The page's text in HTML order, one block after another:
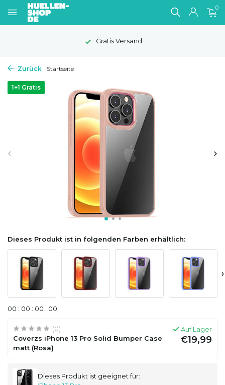
0
Gratis Versand
Zurück Startseite
1+1 Gratis
Dieses Produkt ist in folgenden Farben erhältlich:
›
00 : 00 : 00 : 00
(0)
Coverzs iPhone 13 Pro Solid Bumper Case
matt (Rosa)
Auf Lager
€19,99
Dieses Produkt ist geeignet für: